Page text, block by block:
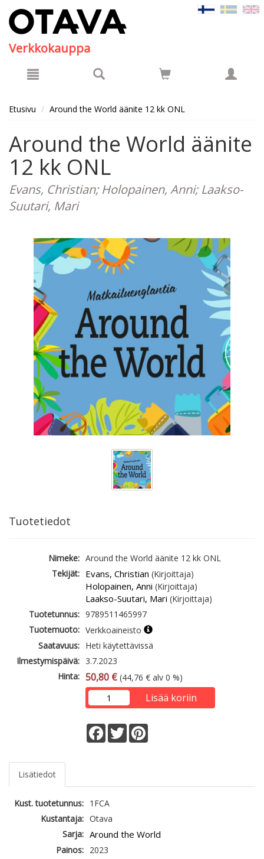
Verkkokauppa
Etusivu Around the World äänite 12 kk ONL
Around the World äänite
12 kk ONL
Evans, Christian; Holopainen, Anni; Laakso-
Suutari, Mari
Tuotetiedot
Nimeke: Around the World äänite 12 kk ONL
Tekijät: Evans, Christian (Kirjoittaja)
Holopainen, Anni (Kirjoittaja)
Laakso-Suutari, Mari (Kirjoittaja)
Tuotetunnus: 9789511465997
Tuotemuoto: Verkkoaineisto
Saatavuus: Heti käytettävissä
Ilmestymispäivä: 3.7.2023
Hinta: 50,80 € (44,76 € alv 0 %)
Lisää koriin
Facebook
Twitter
Lisätiedot
Kust. tuotetunnus: 1FCA
Kustantaja: Otava
Sarja: Around the World
Painos: 2023